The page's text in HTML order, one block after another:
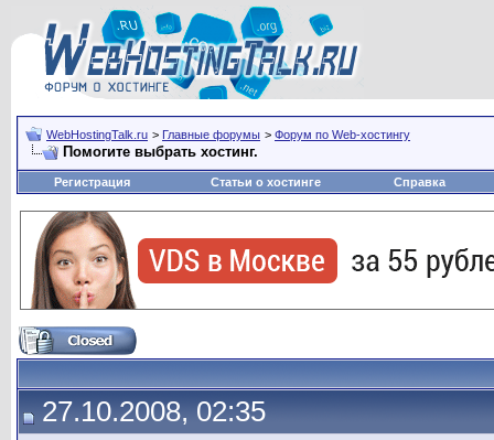
WebHostingTalk.ru > Главные форумы > Форум по Web-хостингу
Помогите выбрать хостинг.
Регистрация Статьи о хостинге Справка
27.10.2008, 02:35